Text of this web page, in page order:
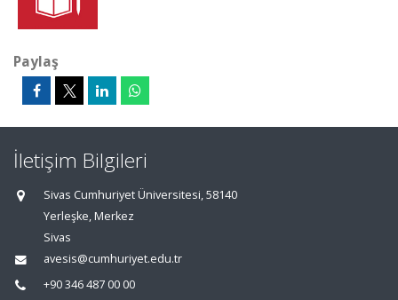
Paylaş
İletişim Bilgileri
Sivas Cumhuriyet Üniversitesi, 58140
Yerleşke, Merkez
Sivas
avesis@cumhuriyet.edu.tr
+90 346 487 00 00